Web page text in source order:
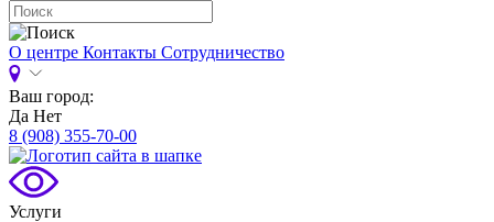
О центре Контакты Сотрудничество
Ваш город:
Да Нет
8 (908) 355-70-00
Услуги